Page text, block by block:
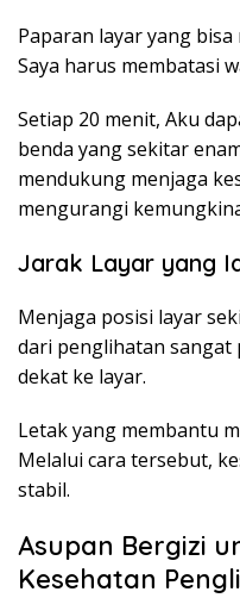
Paparan layar yang
Saya harus membatasi
Setiap 20 menit, Aku
benda yang sekitar
mendukung menjaga
mengurangi
Jarak Layar yang
Menjaga posisi layar
dari penglihatan sangat
dekat ke layar.
Letak yang membantu
Melalui cara tersebut,
stabil.
Asupan Bergizi
Kesehatan